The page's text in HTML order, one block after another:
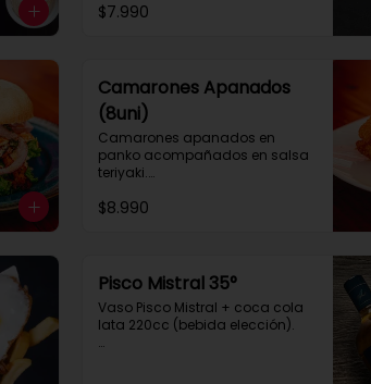
$7.990
Camarones Apanados
(8uni)
Camarones apanados en
panko acompañados en salsa
teriyaki.
$8.990
Pisco Mistral 35°
Vaso Pisco Mistral + coca cola
lata 220cc (bebida elección).